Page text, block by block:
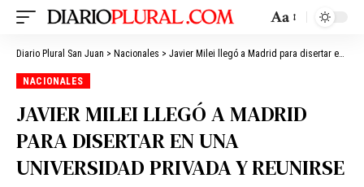
Aa
Diario Plural San Juan > Nacionales > Javier Milei llegó a Madrid para disertar en una universidad privada y reunirse con empresarios
NACIONALES
JAVIER MILEI LLEGÓ A MADRID
PARA DISERTAR EN UNA
UNIVERSIDAD PRIVADA Y REUNIRSE